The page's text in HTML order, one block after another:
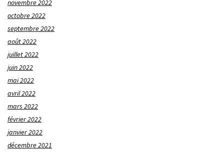
novembre 2022
octobre 2022
septembre 2022
août 2022
juillet 2022
juin 2022
mai 2022
avril 2022
mars 2022
février 2022
janvier 2022
décembre 2021